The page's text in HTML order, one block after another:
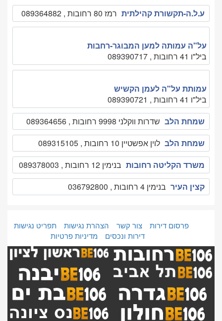
ע.ל.ה-תקשורת קהילתית רמז 80 רחובות , 089364882
על"ה עמותה למען המבוגר-רחבות
ביל"ו 41 רחובות , 089390717
עמותת על"ה לעמן הקשיש
ביל"ו 41 רחובות , 089390721
שמחת הלב שדרות ווקלני 9998 רחובות , 089364656
שמחת הלב לוין אפשטיין 10 רחובות , 089315105
משרד הקליטה רחובות בנימין 12 רחובות , 089378003
קצין העיר בנימין 4 רחובות , 036792800
פרסום דירות צור קשר הצהרת נגישות
תפריט נגישות
דירות ונכסים
מדיניות פרטיות